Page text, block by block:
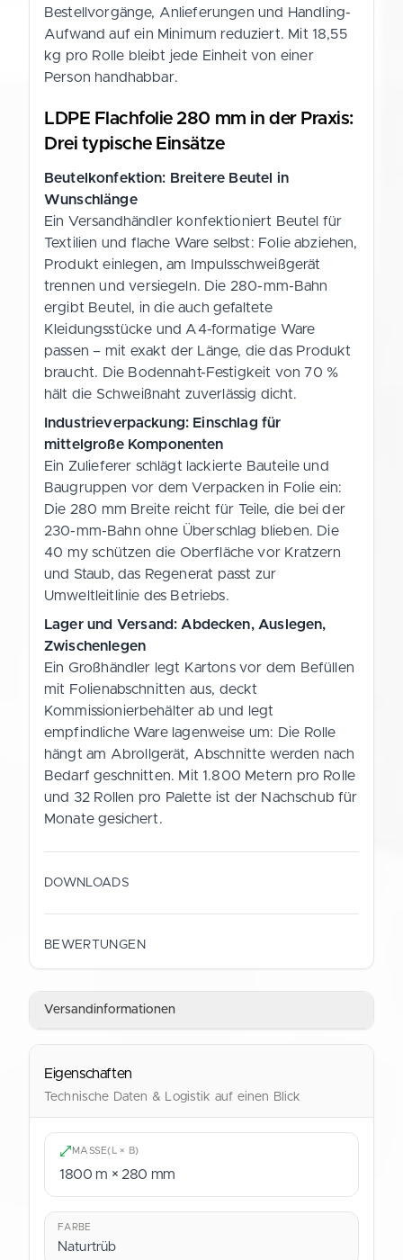
Bestellvorgänge, Anlieferungen und Handling-
Aufwand auf ein Minimum reduziert. Mit 18,55
kg pro Rolle bleibt jede Einheit von einer
Person handhabbar.
LDPE Flachfolie 280 mm in der Praxis:
Drei typische Einsätze
Beutelkonfektion: Breitere Beutel in
Wunschlänge
Ein Versandhändler konfektioniert Beutel für
Textilien und flache Ware selbst: Folie abziehen,
Produkt einlegen, am Impulsschweißgerät
trennen und versiegeln. Die 280-mm-Bahn
ergibt Beutel, in die auch gefaltete
Kleidungsstücke und A4-formatige Ware
passen – mit exakt der Länge, die das Produkt
braucht. Die Bodennaht-Festigkeit von 70 %
hält die Schweißnaht zuverlässig dicht.
Industrieverpackung: Einschlag für
mittelgroße Komponenten
Ein Zulieferer schlägt lackierte Bauteile und
Baugruppen vor dem Verpacken in Folie ein:
Die 280 mm Breite reicht für Teile, die bei der
230-mm-Bahn ohne Überschlag blieben. Die
40 my schützen die Oberfläche vor Kratzern
und Staub, das Regenerat passt zur
Umweltleitlinie des Betriebs.
Lager und Versand: Abdecken, Auslegen,
Zwischenlegen
Ein Großhändler legt Kartons vor dem Befüllen
mit Folienabschnitten aus, deckt
Kommissionierbehälter ab und legt
empfindliche Ware lagenweise um: Die Rolle
hängt am Abrollgerät, Abschnitte werden nach
Bedarf geschnitten. Mit 1.800 Metern pro Rolle
und 32 Rollen pro Palette ist der Nachschub für
Monate gesichert.
DOWNLOADS
PDF
PDF
BEWERTUNGEN
Versandinformationen
Eigenschaften
Technische Daten & Logistik auf einen Blick
MASSE(L × B)
1800 m × 280 mm
FARBE
Naturtrüb